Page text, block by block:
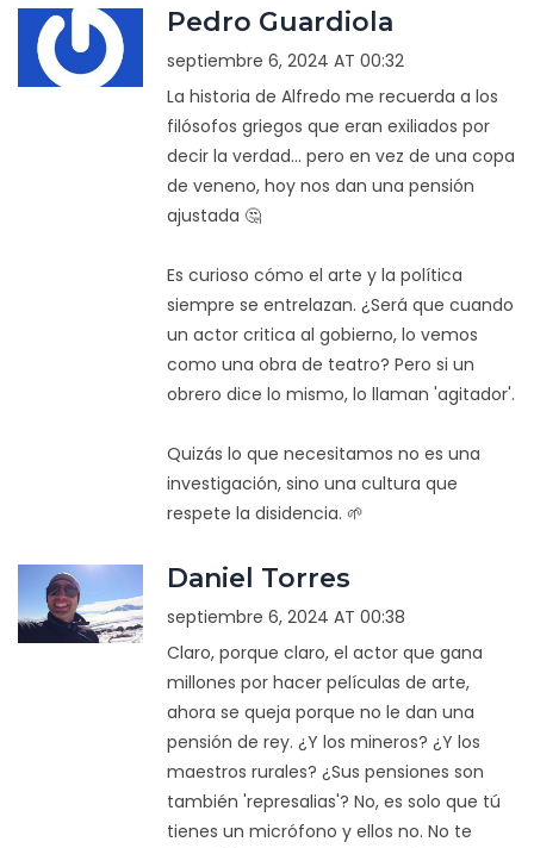
Pedro Guardiola
septiembre 6, 2024 AT 00:32
La historia de Alfredo me recuerda a los
filósofos griegos que eran exiliados por
decir la verdad... pero en vez de una copa
de veneno, hoy nos dan una pensión
ajustada 🤔
Es curioso cómo el arte y la política
siempre se entrelazan. ¿Será que cuando
un actor critica al gobierno, lo vemos
como una obra de teatro? Pero si un
obrero dice lo mismo, lo llaman 'agitador'.
Quizás lo que necesitamos no es una
investigación, sino una cultura que
respete la disidencia. 🌱
Daniel Torres
septiembre 6, 2024 AT 00:38
Claro, porque claro, el actor que gana
millones por hacer películas de arte,
ahora se queja porque no le dan una
pensión de rey. ¿Y los mineros? ¿Y los
maestros rurales? ¿Sus pensiones son
también 'represalias'? No, es solo que tú
tienes un micrófono y ellos no. No te